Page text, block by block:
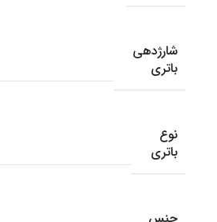
شارژدهی
باتری
نوع
باتری